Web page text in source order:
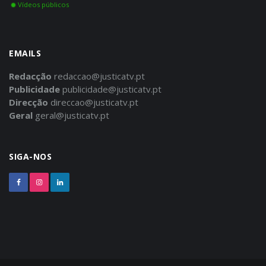
Vídeos públicos
EMAILS
Redacção redaccao@justicatv.pt
Publicidade publicidade@justicatv.pt
Direcção direccao@justicatv.pt
Geral geral@justicatv.pt
SIGA-NOS